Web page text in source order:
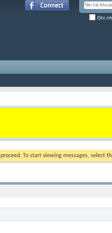
Ghi
To start viewing messages,